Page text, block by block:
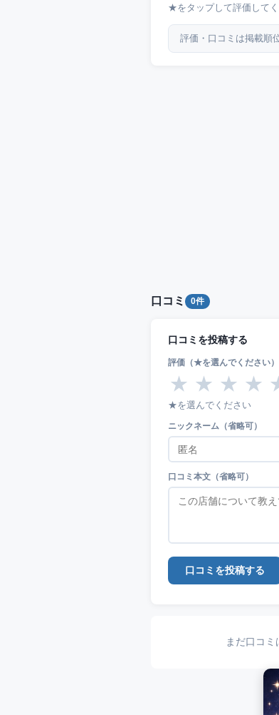
★をタップして評価して
評価・口コミは掲載順
口コミ 0件
口コミを投稿する
評価（★を選んでください）
★ ★ ★ ★
★を選んでください
ニックネーム（省略可）
口コミ本文（省略可）
口コミを投稿する
まだ口コミ